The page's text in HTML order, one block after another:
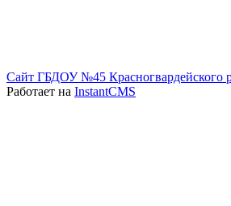
Сайт ГБДОУ №45 Красногвардейского
Работает на InstantCMS